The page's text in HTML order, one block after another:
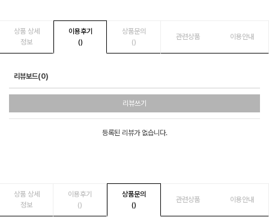
상품 상세
정보
이용후기
()
상품문의
()
관련상품 이용안내
리뷰보드(0)
리뷰쓰기
등록된 리뷰가 없습니다.
상품 상세
정보
이용후기
()
상품문의
()
관련상품 이용안내